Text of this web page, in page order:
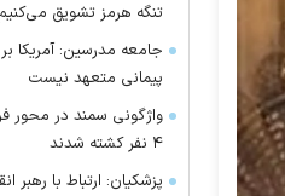
تنگه هرمز تشویق می‌کنیم
جامعه مدرسین: آمریکا
پیمانی متعهد نیست
واژگونی سمند در محور
۴ نفر کشته شدند
پزشکیان: ارتباط با رهبر